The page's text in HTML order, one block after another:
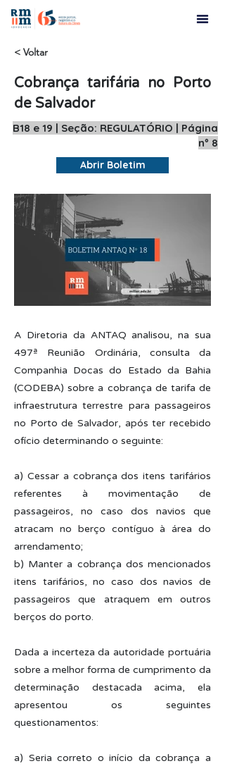
< Voltar
Cobrança tarifária no Porto
de Salvador
B18 e 19 | Seção: REGULATÓRIO | Página
nº 8
Abrir Boletim
A Diretoria da ANTAQ analisou, na sua
497ª Reunião Ordinária, consulta da
Companhia Docas do Estado da Bahia
(CODEBA) sobre a cobrança de tarifa de
infraestrutura terrestre para passageiros
no Porto de Salvador, após ter recebido
ofício determinando o seguinte:
a) Cessar a cobrança dos itens tarifários
referentes à movimentação de
passageiros, no caso dos navios que
atracam no berço contíguo à área do
arrendamento;
b) Manter a cobrança dos mencionados
itens tarifários, no caso dos navios de
passageiros que atraquem em outros
berços do porto.
Dada a incerteza da autoridade portuária
sobre a melhor forma de cumprimento da
determinação destacada acima, ela
apresentou os seguintes
questionamentos:
a) Seria correto o início da cobrança a